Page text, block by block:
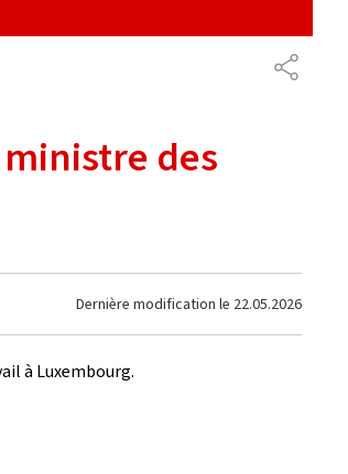
des
Dernière modification le 22.05.2026
à Luxembourg.